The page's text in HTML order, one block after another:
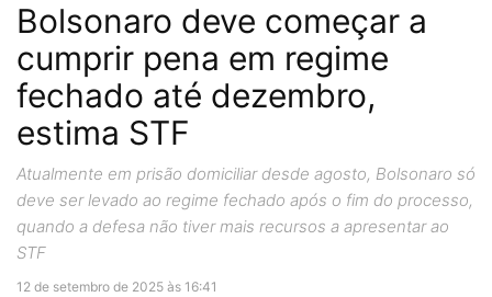
Bolsonaro deve começar a
cumprir pena em regime
fechado até dezembro,
estima STF
Atualmente em prisão domiciliar desde agosto, Bolsonaro só
deve ser levado ao regime fechado após o fim do processo,
quando a defesa não tiver mais recursos a apresentar ao
STF
12 de setembro de 2025 às 16:41